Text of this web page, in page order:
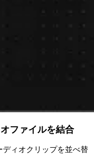
ファイルを結合
ィオクリップを並べ替